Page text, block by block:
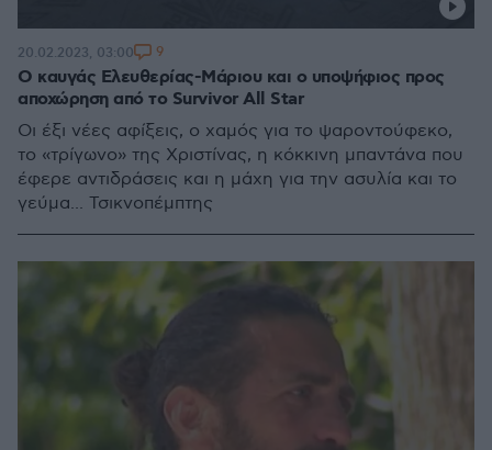
Ο καυγάς Ελευθερίας-Μάριου και ο υποψήφιος προς
αποχώρηση από το Survivor All Star
Οι έξι νέες αφίξεις, ο χαμός για το ψαροντούφεκο,
το «τρίγωνο» της Χριστίνας, η κόκκινη μπαντάνα που
έφερε αντιδράσεις και η μάχη για την ασυλία και το
γεύμα... Τσικνοπέμπτης
20.02.2023, 03:00 9